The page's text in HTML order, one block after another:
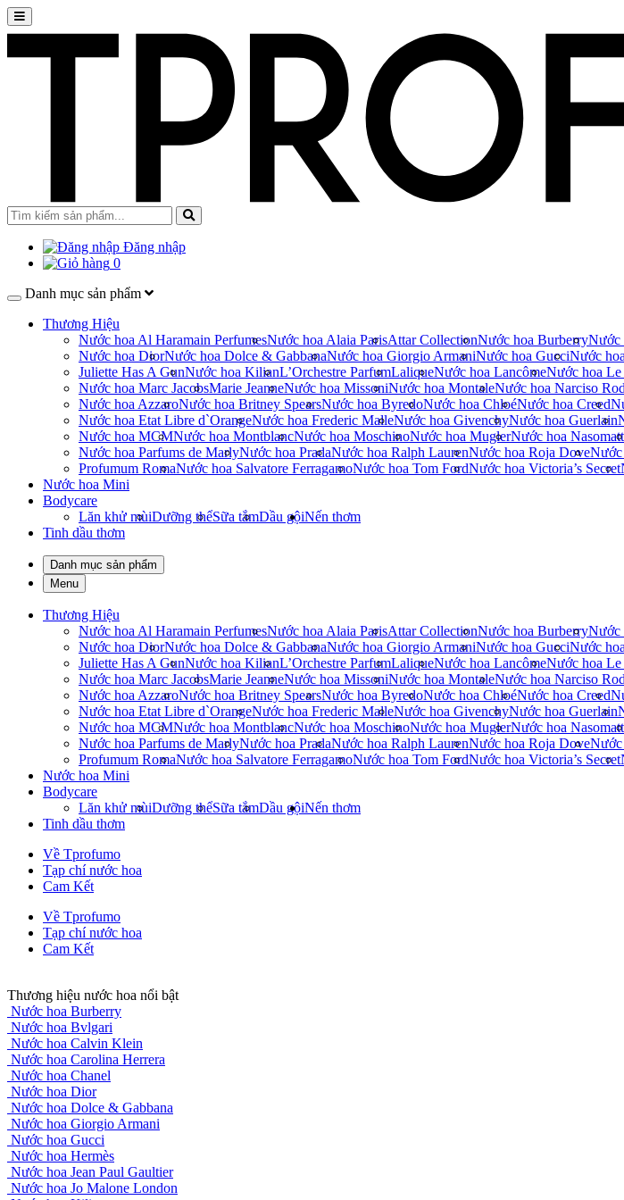
Đăng nhập
0
Danh mục sản phẩm
Thương Hiệu
Nước hoa Al Haramain PerfumesNước hoa Alaia ParisAttar CollectionNước hoa BurberryNước
Nước hoa DiorNước hoa Dolce & GabbanaNước hoa Giorgio ArmaniNước hoa GucciNước
Juliette Has A GunNước hoa KilianL’Orchestre ParfumLaliqueNước hoa LancômeNước hoa
Nước hoa Marc JacobsMarie JeanneNước hoa MissoniNước hoa MontaleNước hoa Narciso
Nước hoa AzzaroNước hoa Britney SpearsNước hoa ByredoNước hoa ChloéNước hoa Creed
Nước hoa Etat Libre d`OrangeNước hoa Frederic MalleNước hoa GivenchyNước hoa Guerlain
Nước hoa MCMNước hoa MontblancNước hoa MoschinoNước hoa MuglerNước hoa
Nước hoa Parfums de MarlyNước hoa PradaNước hoa Ralph LaurenNước hoa Roja DoveNước
Profumum RomaNước hoa Salvatore FerragamoNước hoa Tom FordNước hoa Victoria’s Secret
Nước hoa Mini
Bodycare
Lăn khử mùiDưỡng thểSữa tắmDầu gộiNến thơm
Tinh dầu thơm
Danh mục sản phẩm
Menu
Thương Hiệu
Nước hoa Al Haramain PerfumesNước hoa Alaia ParisAttar CollectionNước hoa BurberryNước
Nước hoa DiorNước hoa Dolce & GabbanaNước hoa Giorgio ArmaniNước hoa GucciNước
Juliette Has A GunNước hoa KilianL’Orchestre ParfumLaliqueNước hoa LancômeNước hoa
Nước hoa Marc JacobsMarie JeanneNước hoa MissoniNước hoa MontaleNước hoa Narciso
Nước hoa AzzaroNước hoa Britney SpearsNước hoa ByredoNước hoa ChloéNước hoa Creed
Nước hoa Etat Libre d`OrangeNước hoa Frederic MalleNước hoa GivenchyNước hoa Guerlain
Nước hoa MCMNước hoa MontblancNước hoa MoschinoNước hoa MuglerNước hoa
Nước hoa Parfums de MarlyNước hoa PradaNước hoa Ralph LaurenNước hoa Roja DoveNước
Profumum RomaNước hoa Salvatore FerragamoNước hoa Tom FordNước hoa Victoria’s Secret
Nước hoa Mini
Bodycare
Lăn khử mùiDưỡng thểSữa tắmDầu gộiNến thơm
Tinh dầu thơm
Về Tprofumo
Tạp chí nước hoa
Cam Kết
Về Tprofumo
Tạp chí nước hoa
Cam Kết
Thương hiệu nước hoa nổi bật
Nước hoa Burberry
Nước hoa Bvlgari
Nước hoa Calvin Klein
Nước hoa Carolina Herrera
Nước hoa Chanel
Nước hoa Dior
Nước hoa Dolce & Gabbana
Nước hoa Giorgio Armani
Nước hoa Gucci
Nước hoa Hermès
Nước hoa Jean Paul Gaultier
Nước hoa Jo Malone London